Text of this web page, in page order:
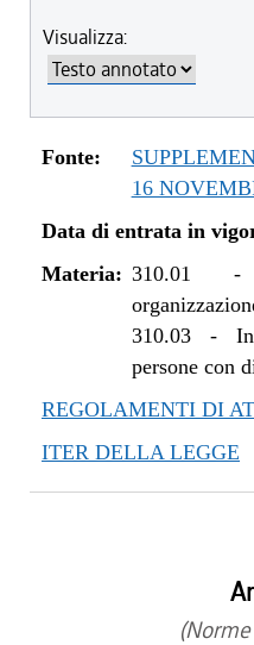
Visualizza:
Fonte:
16
Data di entrata in
Materia: 310.01
310.03-
persone con
REGOLAMENTI DI
ITER DELLA LEGGE